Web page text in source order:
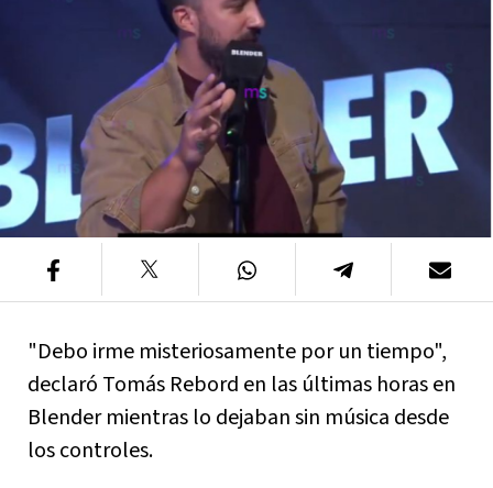
"Debo irme misteriosamente por un tiempo",
declaró Tomás Rebord en las últimas horas en
Blender mientras lo dejaban sin música desde
los controles.